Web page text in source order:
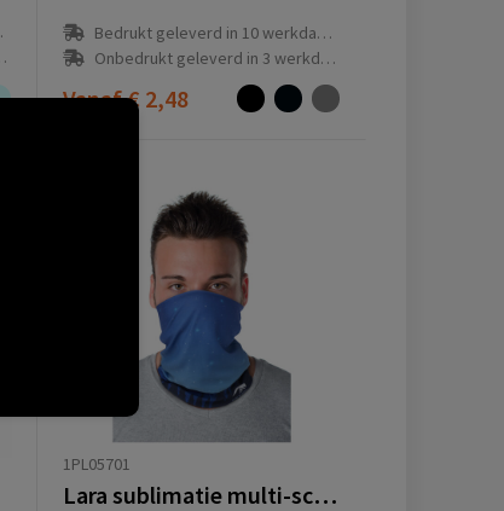
Bedrukt geleverd in 10 werkdag(en)
Onbedrukt geleverd in 3 werkdag(en)
Vanaf€ 2,48
1PL05701
Lara sublimatie multi-scarf met fleecelaag en zomen